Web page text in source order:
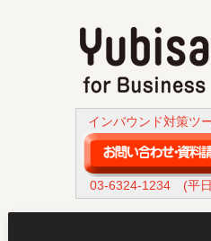
インバウンド対策ツ
03-6324-1234(平日